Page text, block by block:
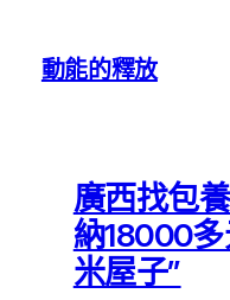
動能的釋放
廣西找包
納18000
米屋子”